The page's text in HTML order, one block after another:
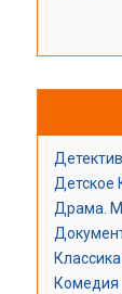
Детское
Драма.
Комедия